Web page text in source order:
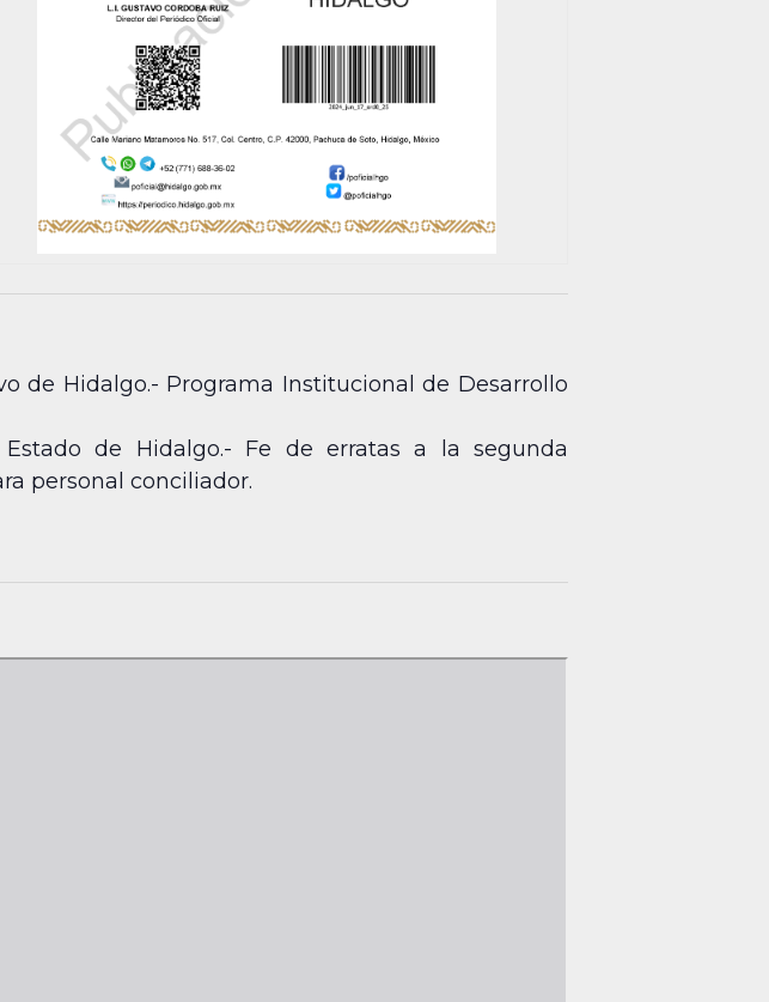
de Hidalgo.- Programa Institucional de Desarrollo
de Hidalgo.- Fe de erratas a la segunda
personal conciliador.